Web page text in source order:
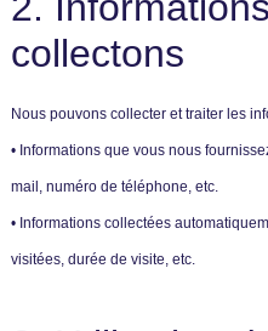
collectons
Nous pouvons collecter et traiter les
• Informations que vous nous
mail, numéro de téléphone, etc.
• Informations collectées
visitées, durée de visite, etc.